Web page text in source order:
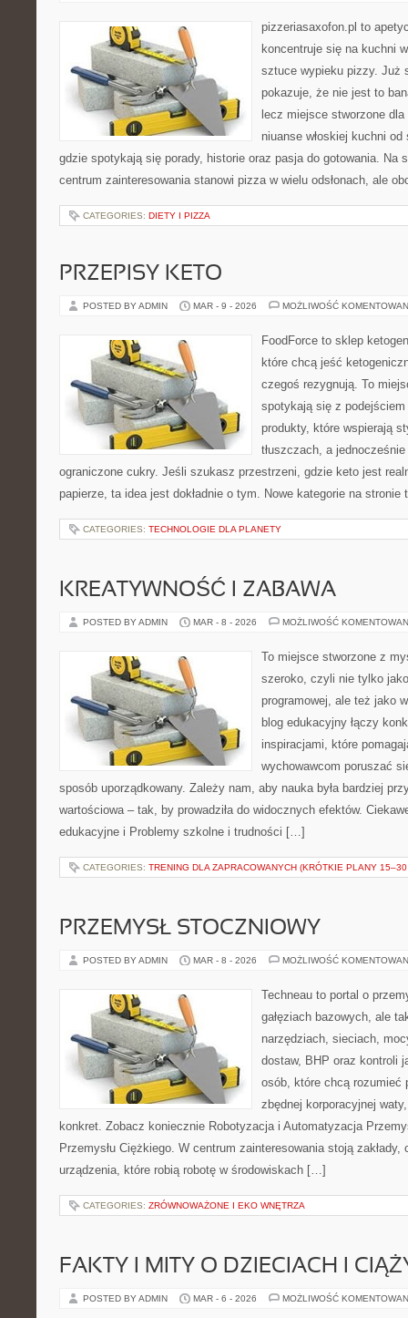
pizzeriasaxofon.pl to
koncentruje się na kuchni
sztuce wypieku pizzy. Już
pokazuje, że nie jest to
lecz miejsce stworzone
niuanse włoskiej kuchni
gdzie spotykają się porady, historie oraz pasja do gotowania. Na
centrum zainteresowania stanowi pizza w wielu odsłonach, ale
CATEGORIES: DIETY I PIZZA
PRZEPISY KETO
POSTED BY ADMIN MAR - 9 - 2026 MOŻLIWOŚĆ
FoodForce to sklep
które chcą jeść
czegoś rezygnują. To
spotykają się z
produkty, które wspierają
tłuszczach, a
ograniczone cukry. Jeśli szukasz przestrzeni, gdzie keto jest
papierze, ta idea jest dokładnie o tym. Nowe kategorie na
CATEGORIES: TECHNOLOGIE DLA PLANETY
KREATYWNOŚĆ I ZABAWA
POSTED BY ADMIN MAR - 8 - 2026 MOŻLIWOŚĆ
To miejsce stworzone z
szeroko, czyli nie tylko
programowej, ale też jako
blog edukacyjny łączy
inspiracjami, które
wychowawcom poruszać
sposób uporządkowany. Zależy nam, aby nauka była bardziej
wartościowa – tak, by prowadziła do widocznych efektów.
edukacyjne i Problemy szkolne i trudności […]
CATEGORIES: TRENING DLA ZAPRACOWANYCH (KRÓTKIE PLANY
PRZEMYSŁ STOCZNIOWY
POSTED BY ADMIN MAR - 8 - 2026 MOŻLIWOŚĆ
Techneau to portal o
gałęziach bazowych, ale
narzędziach, sieciach,
dostaw, BHP oraz kontroli
osób, które chcą rozumieć
zbędnej korporacyjnej
konkret. Zobacz koniecznie Robotyzacja i Automatyzacja
Przemysłu Ciężkiego. W centrum zainteresowania stoją
urządzenia, które robią robotę w środowiskach […]
CATEGORIES: ZRÓWNOWAŻONE I EKO WNĘTRZA
FAKTY I MITY O DZIECIACH I
POSTED BY ADMIN MAR - 6 - 2026 MOŻLIWOŚĆ